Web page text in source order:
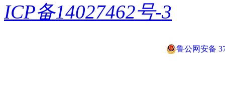
ICP备14027462号-3
鲁公网安备